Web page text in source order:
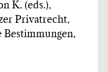
K. (eds.),
Privatrecht,